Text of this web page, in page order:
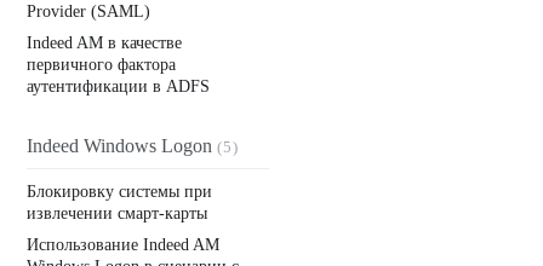
Provider (SAML)
Indeed AM в качестве
первичного фактора
аутентификации в ADFS
Indeed Windows Logon (5)
Блокировку системы при
извлечении смарт-карты
Использование Indeed AM